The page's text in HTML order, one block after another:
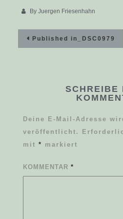
ByJuergen Friesenhahn
Published in _DSC0979
SCHREIBE
Deine E-Mail-Adresse
veröffentlicht.
mit* markiert
KOMMENTAR*